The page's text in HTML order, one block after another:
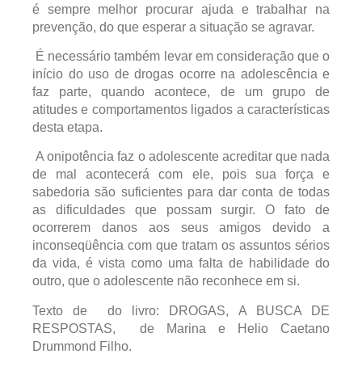
é sempre melhor procurar ajuda e trabalhar na
prevenção, do que esperar a situação se agravar.
É necessário também levar em consideração que o
início do uso de drogas ocorre na adolescência e
faz parte, quando acontece, de um grupo de
atitudes e comportamentos ligados a características
desta etapa.
A onipotência faz o adolescente acreditar que nada
de mal acontecerá com ele, pois sua força e
sabedoria são suficientes para dar conta de todas
as dificuldades que possam surgir. O fato de
ocorrerem danos aos seus amigos devido a
inconseqüência com que tratam os assuntos sérios
da vida, é vista como uma falta de habilidade do
outro, que o adolescente não reconhece em si.
Texto de do livro: DROGAS, A BUSCA DE
RESPOSTAS, de Marina e Helio Caetano
Drummond Filho.